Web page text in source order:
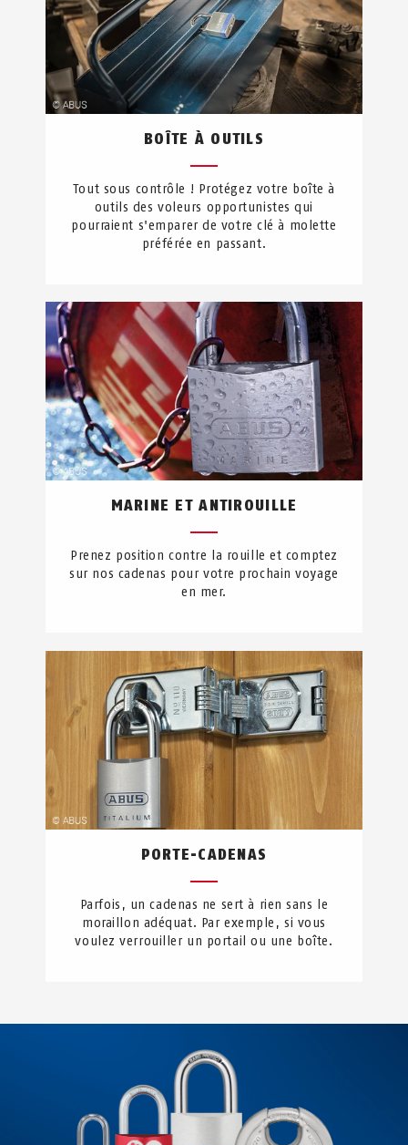
BOÎTE À OUTILS
Tout sous contrôle ! Protégez votre boîte à
outils des voleurs opportunistes qui
pourraient s'emparer de votre clé à molette
préférée en passant.
MARINE ET ANTIROUILLE
Prenez position contre la rouille et comptez
sur nos cadenas pour votre prochain voyage
en mer.
PORTE-CADENAS
Parfois, un cadenas ne sert à rien sans le
moraillon adéquat. Par exemple, si vous
voulez verrouiller un portail ou une boîte.